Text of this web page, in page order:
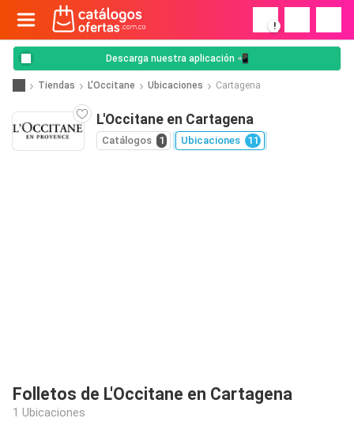
!
Descarga nuestra aplicación 📲
Tiendas L'Occitane Ubicaciones Cartagena
L'Occitane en Cartagena
Catálogos 1 Ubicaciones 11
Folletos de L'Occitane en Cartagena
1 Ubicaciones